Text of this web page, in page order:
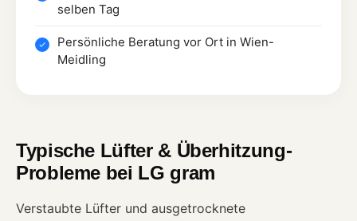
selben Tag
Persönliche Beratung vor Ort in Wien-
Meidling
Typische Lüfter & Überhitzung-
Probleme bei LG gram
Verstaubte Lüfter und ausgetrocknete